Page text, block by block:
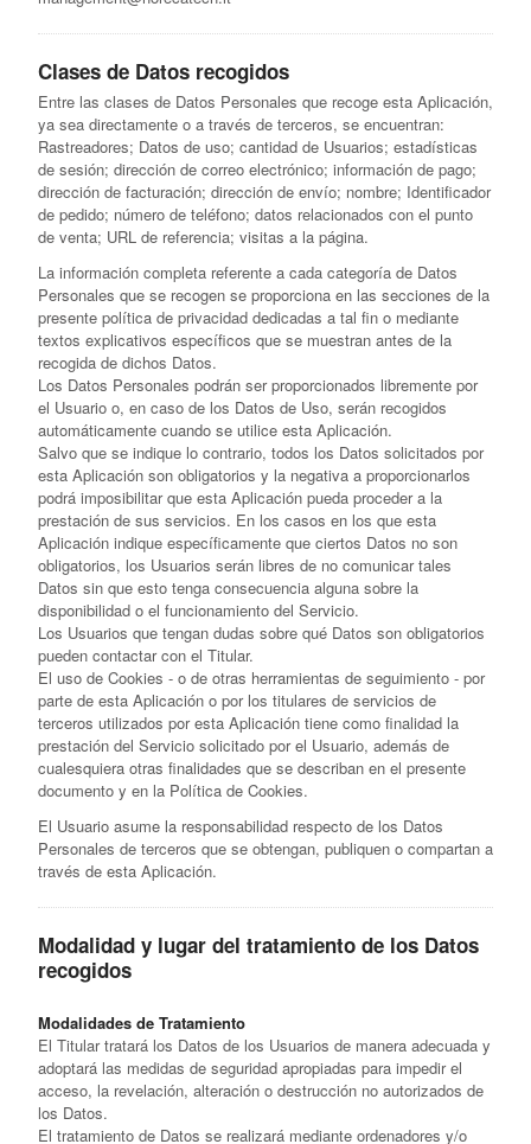
Clases de Datos recogidos
Entre las clases de Datos Personales que recoge esta Aplicación,
ya sea directamente o a través de terceros, se encuentran:
Rastreadores; Datos de uso; cantidad de Usuarios; estadísticas
de sesión; dirección de correo electrónico; información de pago;
dirección de facturación; dirección de envío; nombre; Identificador
de pedido; número de teléfono; datos relacionados con el punto
de venta; URL de referencia; visitas a la página.
La información completa referente a cada categoría de Datos
Personales que se recogen se proporciona en las secciones de la
presente política de privacidad dedicadas a tal fin o mediante
textos explicativos específicos que se muestran antes de la
recogida de dichos Datos.
Los Datos Personales podrán ser proporcionados libremente por
el Usuario o, en caso de los Datos de Uso, serán recogidos
automáticamente cuando se utilice esta Aplicación.
Salvo que se indique lo contrario, todos los Datos solicitados por
esta Aplicación son obligatorios y la negativa a proporcionarlos
podrá imposibilitar que esta Aplicación pueda proceder a la
prestación de sus servicios. En los casos en los que esta
Aplicación indique específicamente que ciertos Datos no son
obligatorios, los Usuarios serán libres de no comunicar tales
Datos sin que esto tenga consecuencia alguna sobre la
disponibilidad o el funcionamiento del Servicio.
Los Usuarios que tengan dudas sobre qué Datos son obligatorios
pueden contactar con el Titular.
El uso de Cookies - o de otras herramientas de seguimiento - por
parte de esta Aplicación o por los titulares de servicios de
terceros utilizados por esta Aplicación tiene como finalidad la
prestación del Servicio solicitado por el Usuario, además de
cualesquiera otras finalidades que se describan en el presente
documento y en la Política de Cookies.
El Usuario asume la responsabilidad respecto de los Datos
Personales de terceros que se obtengan, publiquen o compartan a
través de esta Aplicación.
Modalidad y lugar del tratamiento de los Datos
recogidos
Modalidades de Tratamiento
El Titular tratará los Datos de los Usuarios de manera adecuada y
adoptará las medidas de seguridad apropiadas para impedir el
acceso, la revelación, alteración o destrucción no autorizados de
los Datos.
El tratamiento de Datos se realizará mediante ordenadores y/o